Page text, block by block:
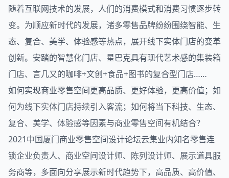
随着互联网技术的发展，人们的消费模式和消费习惯逐步转
变。为顺应新时代的发展，诸多零售品牌纷纷围绕智能、生
态、复合、美学、体验感等热点，展开线下实体门店的变革
创新。安踏的智慧化门店、星巴克具有现代艺术感的集装箱
门店、言几又的咖啡+文创+食品+图书的复合型门店……
如何实现商业零售空间更高品质、更好体验，更高价值；如
何为线下实体门店持续引入客流；如何将当下科技、生态、
复合、美学、体验感等因素与商业零售空间有机结合？
2021中国厦门商业零售空间设计论坛云集业内知名零售连
锁企业负责人、商业空间设计师、陈列设计师、展示道具服
务商等，多面向分享展示新时代趋势下，高品质、高价值、